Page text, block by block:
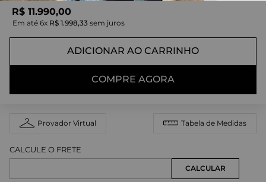
R$ 11.990,00
Em até 6x R$ 1.998,33 sem juros
ADICIONAR AO CARRINHO
COMPRE AGORA
Provador Virtual Tabela de Medidas